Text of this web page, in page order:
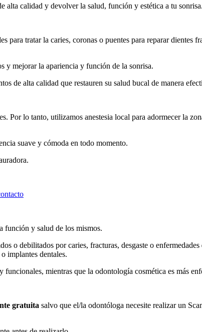
alta calidad y devolver la salud, función y estética a tu sonrisa.
tratar la caries, coronas o puentes para reparar dientes
y mejorar la apariencia y función de la sonrisa.
de alta calidad que restauren su salud bucal de manera
Por lo tanto, utilizamos anestesia local para adormecer la
suave y cómoda en todo momento.
función y salud de los mismos.
o debilitados por caries, fracturas, desgaste o
implantes dentales.
mientras que la odontología cosmética es más
gratuita salvo que el/la odontóloga necesite realizar un